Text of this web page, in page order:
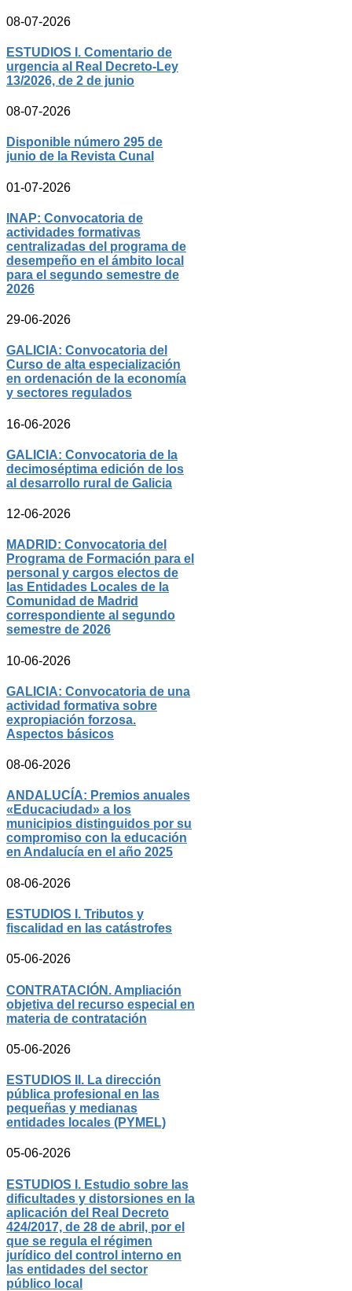
08-07-2026
ESTUDIOS I. Comentario de
urgencia al Real Decreto-Ley
13/2026, de 2 de junio
08-07-2026
Disponible número 295 de
junio de la Revista Cunal
01-07-2026
INAP: Convocatoria de
actividades formativas
centralizadas del programa de
desempeño en el ámbito local
para el segundo semestre de
2026
29-06-2026
GALICIA: Convocatoria del
Curso de alta especialización
en ordenación de la economía
y sectores regulados
16-06-2026
GALICIA: Convocatoria de la
decimoséptima edición de los
al desarrollo rural de Galicia
12-06-2026
MADRID: Convocatoria del
Programa de Formación para el
personal y cargos electos de
las Entidades Locales de la
Comunidad de Madrid
correspondiente al segundo
semestre de 2026
10-06-2026
GALICIA: Convocatoria de una
actividad formativa sobre
expropiación forzosa.
Aspectos básicos
08-06-2026
ANDALUCÍA: Premios anuales
«Educaciudad» a los
municipios distinguidos por su
compromiso con la educación
en Andalucía en el año 2025
08-06-2026
ESTUDIOS I. Tributos y
fiscalidad en las catástrofes
05-06-2026
CONTRATACIÓN. Ampliación
objetiva del recurso especial en
materia de contratación
05-06-2026
ESTUDIOS II. La dirección
pública profesional en las
pequeñas y medianas
entidades locales (PYMEL)
05-06-2026
ESTUDIOS I. Estudio sobre las
dificultades y distorsiones en la
aplicación del Real Decreto
424/2017, de 28 de abril, por el
que se regula el régimen
jurídico del control interno en
las entidades del sector
público local